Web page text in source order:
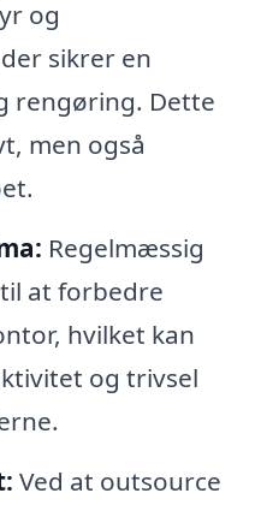
og
sikrer en
rengøring. Dette
men også
Regelmæssig
at forbedre
hvilket kan
og trivsel
Ved at outsource